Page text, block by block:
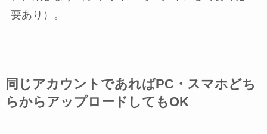
要あり）。
同じアカウントであればPC・スマホどち
らからアップロードしてもOK